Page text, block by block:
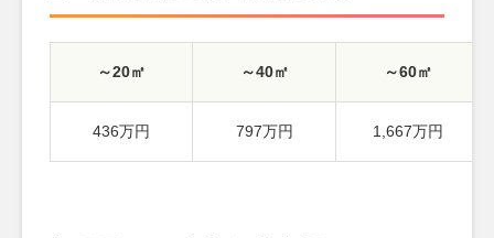
～20㎡ ～40㎡ ～60㎡
436万円 797万円 1,667万円